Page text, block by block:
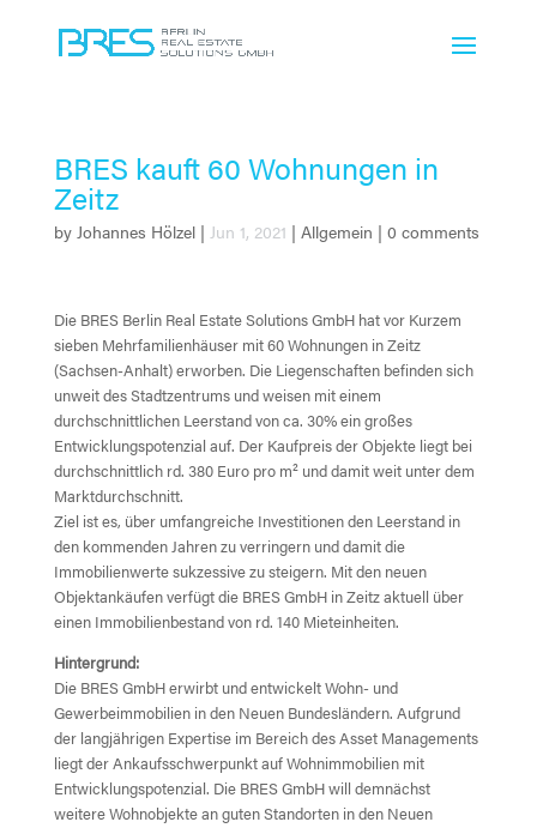
BRES kauft 60 Wohnungen in
Zeitz
by Johannes Hölzel| Jun 1, 2021 | Allgemein | 0 comments
Die BRES Berlin Real Estate Solutions GmbH hat vor Kurzem
sieben Mehrfamilienhäuser mit 60 Wohnungen in Zeitz
(Sachsen-Anhalt) erworben. Die Liegenschaften befinden sich
unweit des Stadtzentrums und weisen mit einem
durchschnittlichen Leerstand von ca. 30% ein großes
Entwicklungspotenzial auf. Der Kaufpreis der Objekte liegt bei
durchschnittlich rd. 380 Euro pro m² und damit weit unter dem
Marktdurchschnitt.
Ziel ist es, über umfangreiche Investitionen den Leerstand in
den kommenden Jahren zu verringern und damit die
Immobilienwerte sukzessive zu steigern. Mit den neuen
Objektankäufen verfügt die BRES GmbH in Zeitz aktuell über
einen Immobilienbestand von rd. 140 Mieteinheiten.
Hintergrund:
Die BRES GmbH erwirbt und entwickelt Wohn- und
Gewerbeimmobilien in den Neuen Bundesländern. Aufgrund
der langjährigen Expertise im Bereich des Asset Managements
liegt der Ankaufsschwerpunkt auf Wohnimmobilien mit
Entwicklungspotenzial. Die BRES GmbH will demnächst
weitere Wohnobjekte an guten Standorten in den Neuen